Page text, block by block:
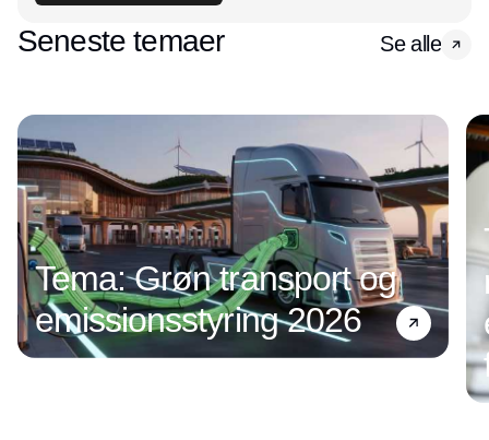
Seneste temaer Se alle
Tema: Grøn transport og
emissionsstyring 2026